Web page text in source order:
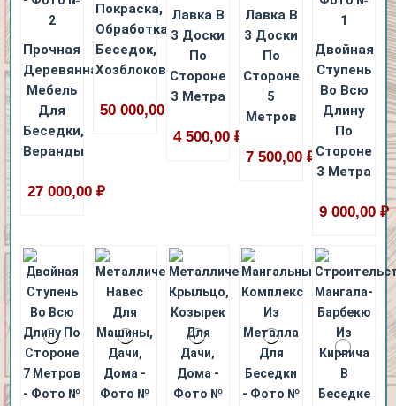
Прочная
Деревянная
Мебель
Для
Беседки,
Веранды
27 000,00 ₽
Покраска,
Обработка
Беседок,
Хозблоков
50 000,00 ₽
Лавка В
3 Доски
По
Стороне
3 Метра
4 500,00 ₽
Лавка В
3 Доски
По
Стороне
5
Метров
7 500,00 ₽
Двойная
Ступень
Во Всю
Длину
По
Стороне
3 Метра
9 000,00 ₽